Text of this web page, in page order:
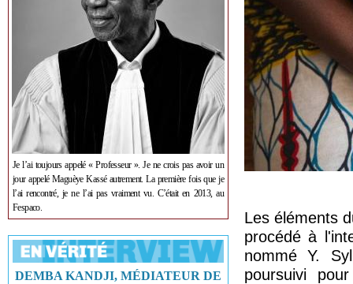
Je l’ai toujours appelé « Professeur ». Je ne crois pas avoir un
jour appelé Maguèye Kassé autrement. La première fois que je
l’ai rencontré, je ne l’ai pas vraiment vu. C’était en 2013, au
Fespaco.
DEMBA KANDJI, MÉDIATEUR DE
Les éléments
procédé à
nommé Y.
poursuivi